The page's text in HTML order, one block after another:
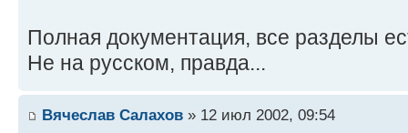
Полная документация, все разделы
Не на русском, правда...
Вячеслав Салахов » 12 июл 2002, 09:54